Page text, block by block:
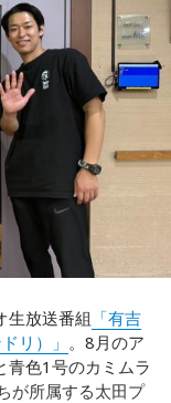
生放送番組 「有吉
リ）」 。8月のア
青色1号のカミムラ
が所属する太田プ